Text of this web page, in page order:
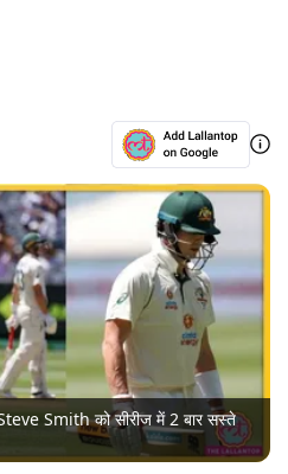
Smith को सीरीज में 2 बार सस्ते